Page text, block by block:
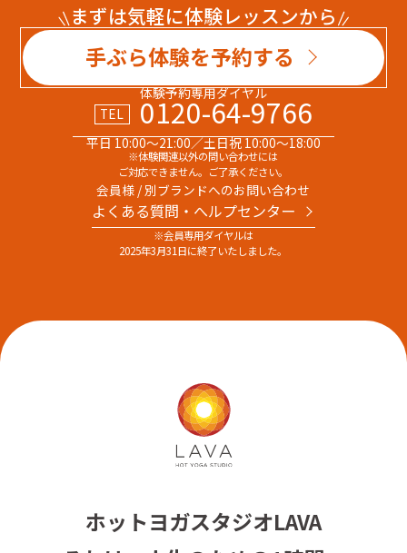
まずは気軽に体験レッスンから
手ぶら体験を予約する
体験予約専用ダイヤル
TEL
0120-64-9766
平日 10:00～21:00／土日祝 10:00～18:00
※体験関連以外の問い合わせには
ご対応できません。ご了承ください。
会員様 / 別ブランドへのお問い合わせ
よくある質問・へルプセンター
※会員専用ダイヤルは
2025年3月31日に終了いたしました。
ホットヨガスタジオLAVA